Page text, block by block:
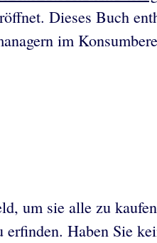
Dieses Buch
im
um sie alle zu
Haben Sie